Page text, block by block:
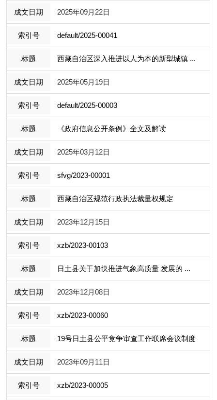
2025年09月22日
default/2025-00041
西藏自治区深入推进以人为本的新型城镇 ...
2025年05月19日
default/2025-00003
《政府信息公开条例》全文及解读
2025年03月12日
sfvg/2023-00001
西藏自治区规范行政执法裁量权规定
2023年12月15日
xzb/2023-00103
日土县关于加快推进气象高质量 发展的 ...
2023年12月08日
xzb/2023-00060
19号日土县公平竞争审查工作联席会议制度
2023年09月11日
xzb/2023-00005